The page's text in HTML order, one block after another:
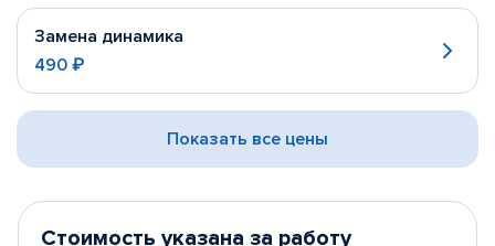
Замена динамика
490 ₽
Показать все цены
Стоимость указана за работу